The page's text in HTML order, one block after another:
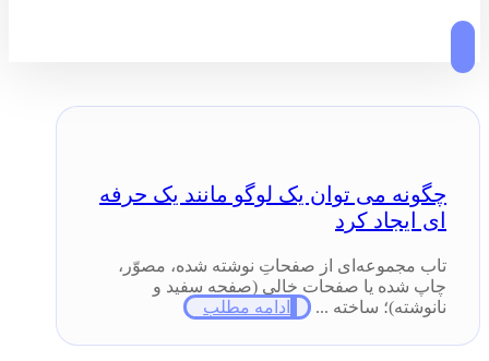
چگونه می توان یک لوگو مانند یک حرفه
ای ایجاد کرد
تاب مجموعه‌ای از صفحاتِ نوشته شده، مصوّر،
چاپ شده یا صفحات خالی (صفحه سفید و
نانوشته)؛ ساخته ...
ادامه مطلب